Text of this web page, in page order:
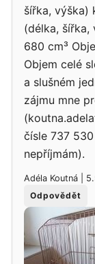
šířka, výška)
(délka, šířka,
680 cm³
Objem celé
a slušném
zájmu mne
čísle 737
nepříjmám).
Adéla Koutná |
Odpovědět